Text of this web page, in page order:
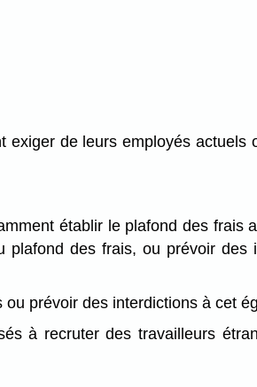
de leurs employés actuels
établir le plafond des frais
des frais, ou prévoir des
prévoir des interdictions à cet
à recruter des travailleurs